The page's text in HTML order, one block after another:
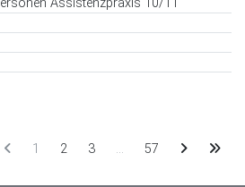
Assistenzpraxis 10/11
1 2 3 … 57